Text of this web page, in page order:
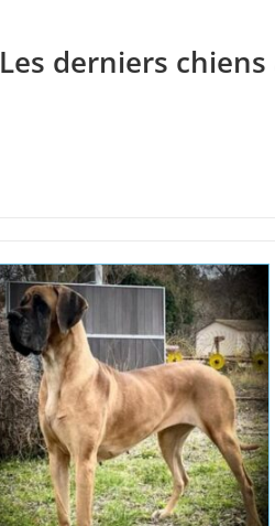
Les derniers